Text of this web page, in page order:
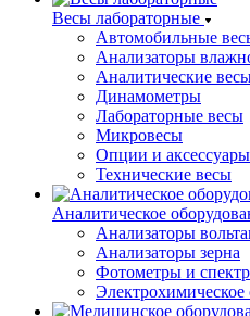
Весы лабораторные
Автомобильные
Анализаторы
Аналитические
Динамометры
Лабораторные весы
Микровесы
Опции и аксессуары
Технические весы
Аналитическое
Анализаторы
Анализаторы зерна
Фотометры и
Электрохимическое